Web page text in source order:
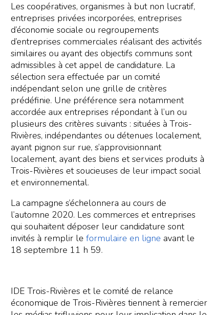
Les coopératives, organismes à but non lucratif,
entreprises privées incorporées, entreprises
d’économie sociale ou regroupements
d’entreprises commerciales réalisant des activités
similaires ou ayant des objectifs communs sont
admissibles à cet appel de candidature. La
sélection sera effectuée par un comité
indépendant selon une grille de critères
prédéfinie. Une préférence sera notamment
accordée aux entreprises répondant à l’un ou
plusieurs des critères suivants : situées à Trois-
Rivières, indépendantes ou détenues localement,
ayant pignon sur rue, s’approvisionnant
localement, ayant des biens et services produits à
Trois-Rivières et soucieuses de leur impact social
et environnemental.
La campagne s’échelonnera au cours de
l’automne 2020. Les commerces et entreprises
qui souhaitent déposer leur candidature sont
invités à remplir leformulaire en ligne avant le
18 septembre 11 h 59.
IDE Trois-Rivières et le comité de relance
économique de Trois-Rivières tiennent à remercier